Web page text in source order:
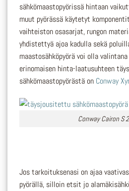
sähkömaastopyörissä hintaan
muut pyörässä käytetyt
vaihteiston osasarjat, rungon
yhdistettyä ajoa kadulla sekä
maastosähköpyörä voi olla
erinomaisen hinta-laatusuhteen
sähkömaastopyörästä on Conway
Conway Cairon S
Jos tarkoituksenasi on ajaa
pyörällä, silloin etsit jo